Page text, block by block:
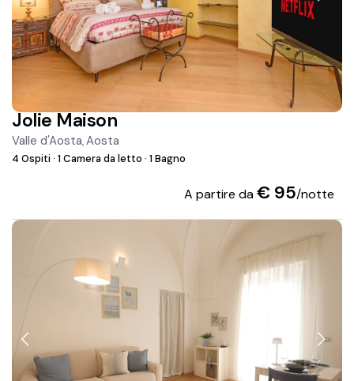
Jolie Maison
Valle d'Aosta,Aosta
4 Ospiti· 1 Camera da letto· 1 Bagno
A partire da€ 95/notte